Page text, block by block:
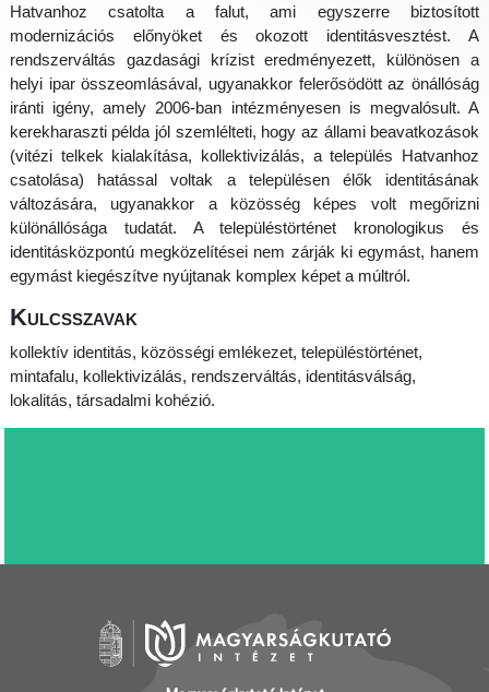
Hatvanhoz csatolta a falut, ami egyszerre biztosított
modernizációs előnyöket és okozott identitásvesztést. A
rendszerváltás gazdasági krízist eredményezett, különösen a
helyi ipar összeomlásával, ugyanakkor felerősödött az önállóság
iránti igény, amely 2006-ban intézményesen is megvalósult. A
kerekharaszti példa jól szemlélteti, hogy az állami beavatkozások
(vitézi telkek kialakítása, kollektivizálás, a település Hatvanhoz
csatolása) hatással voltak a településen élők identitásának
változására, ugyanakkor a közösség képes volt megőrizni
különállósága tudatát. A településtörténet kronologikus és
identitásközpontú megközelítései nem zárják ki egymást, hanem
egymást kiegészítve nyújtanak komplex képet a múltról.
Kulcsszavak
kollektív identitás, közösségi emlékezet, településtörténet,
mintafalu, kollektivizálás, rendszerváltás, identitásválság,
lokalitás, társadalmi kohézió.